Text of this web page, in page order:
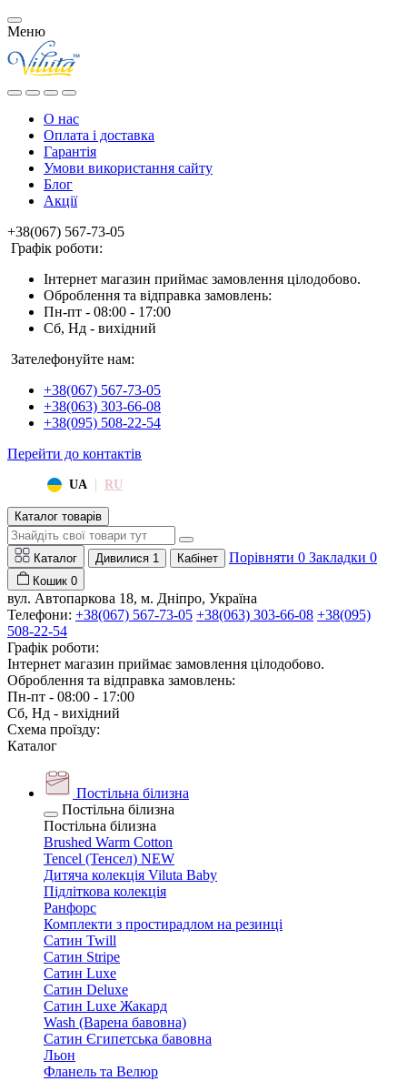
Меню
О нас
Оплата і доставка
Гарантія
Умови використання сайту
Блог
Акції
+38(067) 567-73-05
Графік роботи:
Інтернет магазин приймає замовлення цілодобово.
Оброблення та відправка замовлень:
Пн-пт - 08:00 - 17:00
Сб, Нд - вихідний
Зателефонуйте нам:
+38(067) 567-73-05
+38(063) 303-66-08
+38(095) 508-22-54
Перейти до контактів
UA | RU
Каталог товарів
Каталог Дивилися 1 Кабінет Порівняти 0 Закладки 0
Кошик 0
вул. Автопаркова 18, м. Дніпро, Україна
Телефони: +38(067) 567-73-05 +38(063) 303-66-08 +38(095)
508-22-54
Графік роботи:
Інтернет магазин приймає замовлення цілодобово.
Оброблення та відправка замовлень:
Пн-пт - 08:00 - 17:00
Сб, Нд - вихідний
Схема проїзду:
Каталог
Постільна білизна
Постільна білизна
Постільна білизна
Brushed Warm Cotton
Tencel (Тенсел) NEW
Дитяча колекція Viluta Baby
Підліткова колекція
Ранфорс
Комплекти з простирадлом на резинці
Сатин Twill
Сатин Stripe
Сатин Luxe
Сатин Deluxe
Сатин Luxe Жакард
Wash (Варена бавовна)
Сатин Єгипетська бавовна
Льон
Фланель та Велюр